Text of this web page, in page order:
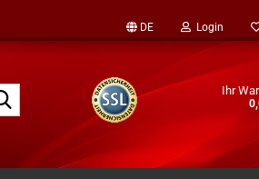
DE Login
Ihr